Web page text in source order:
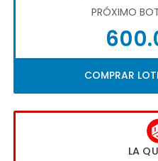
PRÓXIMO
COMPRAR
LA